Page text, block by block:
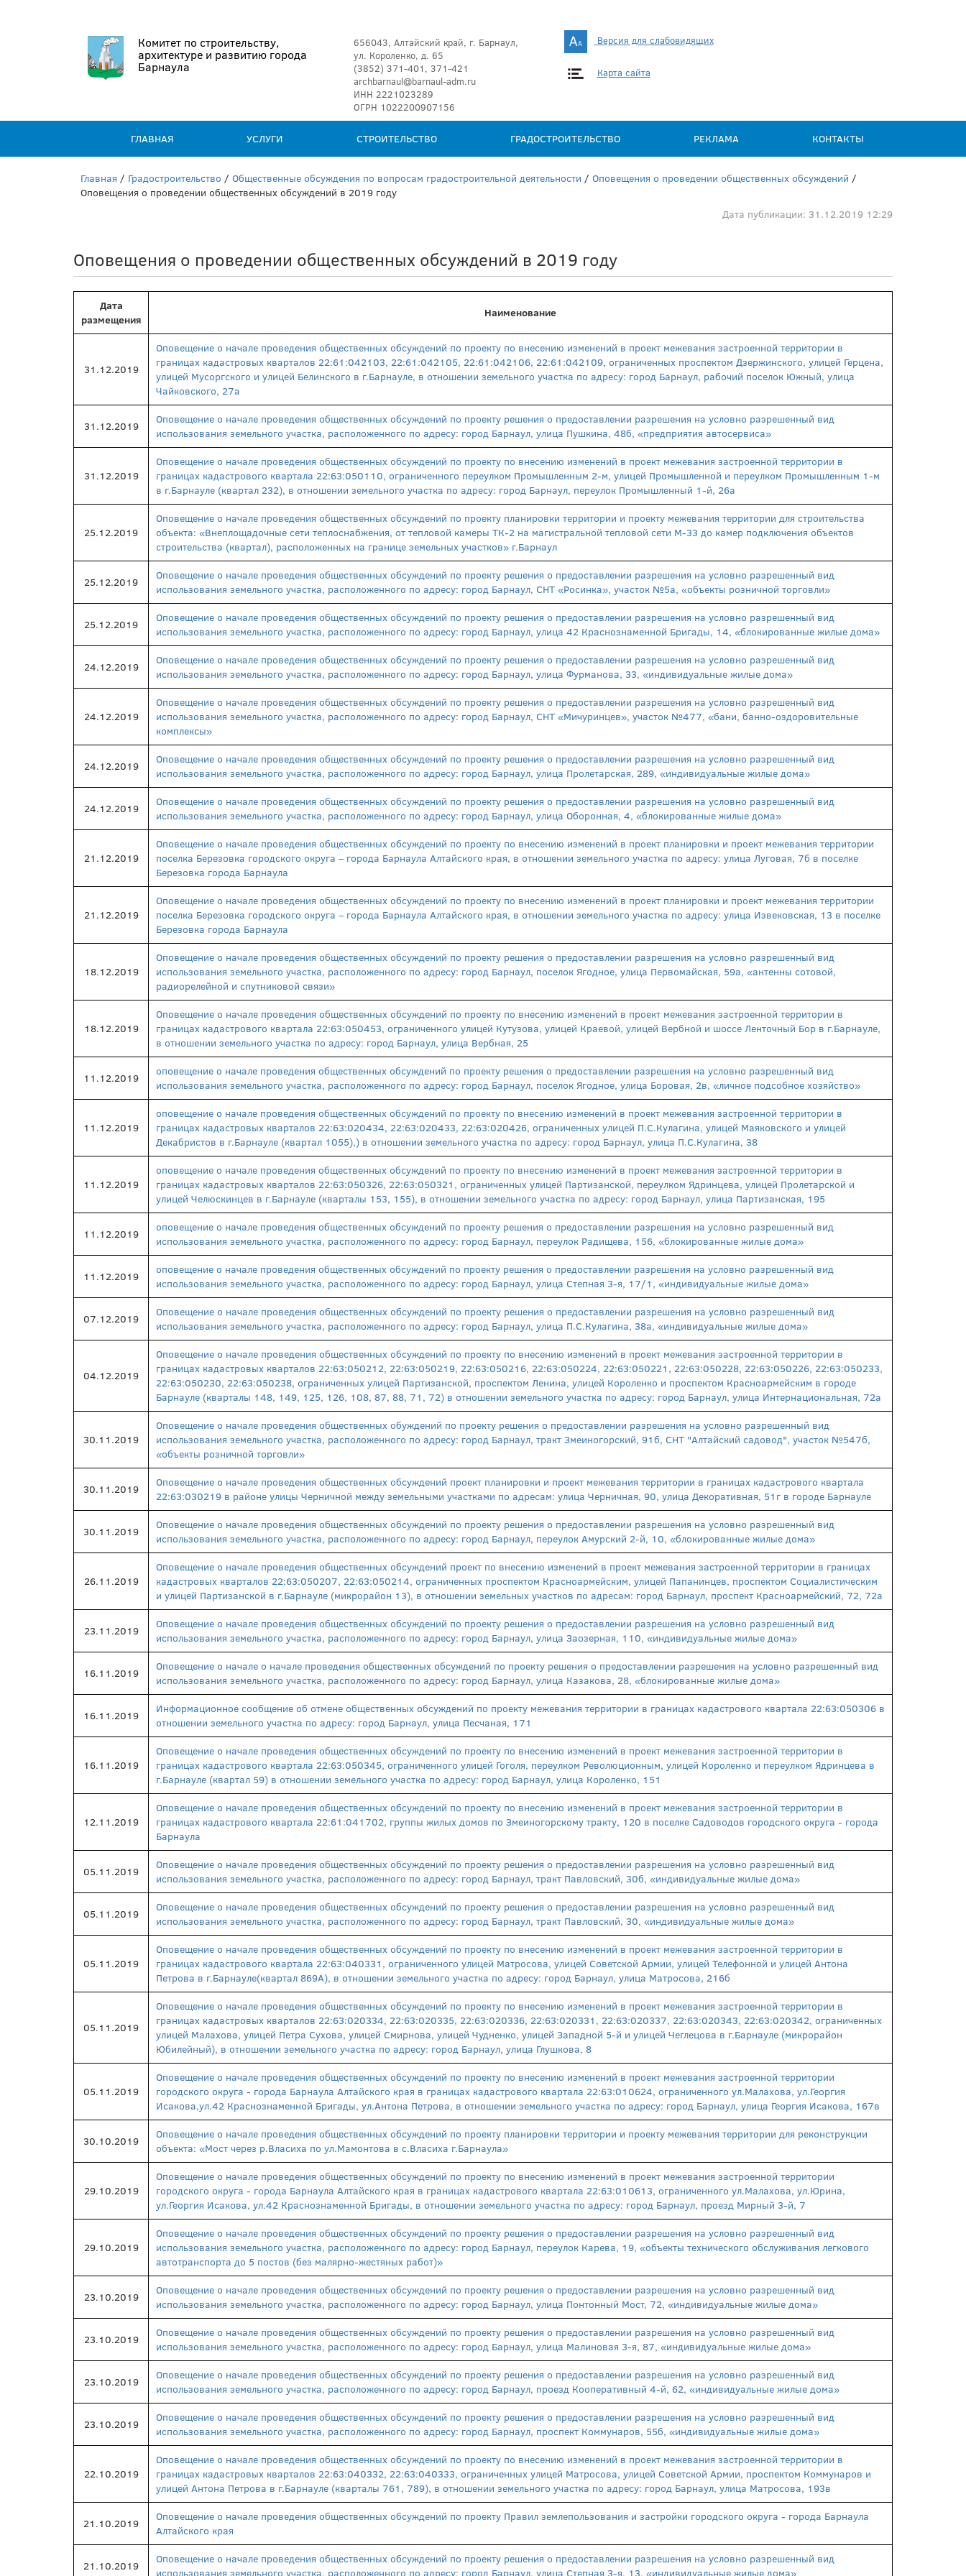
Комитет по строительству,
архитектуре и развитию города
Барнаула
656043, Алтайский край, г. Барнаул,
ул. Короленко, д. 65
(3852) 371-401, 371-421
archbarnaul@barnaul-adm.ru
ИНН 2221023289
ОГРН 1022200907156
Версия для слабовидящих
Карта сайта
ГЛАВНАЯ УСЛУГИ СТРОИТЕЛЬСТВО ГРАДОСТРОИТЕЛЬСТВО РЕКЛАМА КОНТАКТЫ
Главная / Градостроительство / Общественные обсуждения по вопросам градостроительной деятельности / Оповещения о проведении общественных обсуждений /
Оповещения о проведении общественных обсуждений в 2019 году
Дата публикации: 31.12.2019 12:29
Оповещения о проведении общественных обсуждений в 2019 году
Дата
размещения
Наименование
31.12.2019
Оповещение о начале проведения общественных обсуждений по проекту по внесению изменений в проект межевания застроенной территории в
границах кадастровых кварталов 22:61:042103, 22:61:042105, 22:61:042106, 22:61:042109, ограниченных проспектом Дзержинского, улицей Герцена,
улицей Мусоргского и улицей Белинского в г.Барнауле, в отношении земельного участка по адресу: город Барнаул, рабочий поселок Южный, улица
Чайковского, 27а
31.12.2019
Оповещение о начале проведения общественных обсуждений по проекту решения о предоставлении разрешения на условно разрешенный вид
использования земельного участка, расположенного по адресу: город Барнаул, улица Пушкина, 48б, «предприятия автосервиса»
31.12.2019
Оповещение о начале проведения общественных обсуждений по проекту по внесению изменений в проект межевания застроенной территории в
границах кадастрового квартала 22:63:050110, ограниченного переулком Промышленным 2-м, улицей Промышленной и переулком Промышленным 1-м
в г.Барнауле (квартал 232), в отношении земельного участка по адресу: город Барнаул, переулок Промышленный 1-й, 26а
25.12.2019
Оповещение о начале проведения общественных обсуждений по проекту планировки территории и проекту межевания территории для строительства
объекта: «Внеплощадочные сети теплоснабжения, от тепловой камеры ТК-2 на магистральной тепловой сети М-33 до камер подключения объектов
строительства (квартал), расположенных на границе земельных участков» г.Барнаул
25.12.2019
Оповещение о начале проведения общественных обсуждений по проекту решения о предоставлении разрешения на условно разрешенный вид
использования земельного участка, расположенного по адресу: город Барнаул, СНТ «Росинка», участок №5а, «объекты розничной торговли»
25.12.2019
Оповещение о начале проведения общественных обсуждений по проекту решения о предоставлении разрешения на условно разрешенный вид
использования земельного участка, расположенного по адресу: город Барнаул, улица 42 Краснознаменной Бригады, 14, «блокированные жилые дома»
24.12.2019
Оповещение о начале проведения общественных обсуждений по проекту решения о предоставлении разрешения на условно разрешенный вид
использования земельного участка, расположенного по адресу: город Барнаул, улица Фурманова, 33, «индивидуальные жилые дома»
24.12.2019
Оповещение о начале проведения общественных обсуждений по проекту решения о предоставлении разрешения на условно разрешенный вид
использования земельного участка, расположенного по адресу: город Барнаул, СНТ «Мичуринцев», участок №477, «бани, банно-оздоровительные
комплексы»
24.12.2019
Оповещение о начале проведения общественных обсуждений по проекту решения о предоставлении разрешения на условно разрешенный вид
использования земельного участка, расположенного по адресу: город Барнаул, улица Пролетарская, 289, «индивидуальные жилые дома»
24.12.2019
Оповещение о начале проведения общественных обсуждений по проекту решения о предоставлении разрешения на условно разрешенный вид
использования земельного участка, расположенного по адресу: город Барнаул, улица Оборонная, 4, «блокированные жилые дома»
21.12.2019
Оповещение о начале проведения общественных обсуждений по проекту по внесению изменений в проект планировки и проект межевания территории
поселка Березовка городского округа – города Барнаула Алтайского края, в отношении земельного участка по адресу: улица Луговая, 7б в поселке
Березовка города Барнаула
21.12.2019
Оповещение о начале проведения общественных обсуждений по проекту по внесению изменений в проект планировки и проект межевания территории
поселка Березовка городского округа – города Барнаула Алтайского края, в отношении земельного участка по адресу: улица Извековская, 13 в поселке
Березовка города Барнаула
18.12.2019
Оповещение о начале проведения общественных обсуждений по проекту решения о предоставлении разрешения на условно разрешенный вид
использования земельного участка, расположенного по адресу: город Барнаул, поселок Ягодное, улица Первомайская, 59а, «антенны сотовой,
радиорелейной и спутниковой связи»
18.12.2019
Оповещение о начале проведения общественных обсуждений по проекту по внесению изменений в проект межевания застроенной территории в
границах кадастрового квартала 22:63:050453, ограниченного улицей Кутузова, улицей Краевой, улицей Вербной и шоссе Ленточный Бор в г.Барнауле,
в отношении земельного участка по адресу: город Барнаул, улица Вербная, 25
11.12.2019
оповещение о начале проведения общественных обсуждений по проекту решения о предоставлении разрешения на условно разрешенный вид
использования земельного участка, расположенного по адресу: город Барнаул, поселок Ягодное, улица Боровая, 2в, «личное подсобное хозяйство»
11.12.2019
оповещение о начале проведения общественных обсуждений по проекту по внесению изменений в проект межевания застроенной территории в
границах кадастровых кварталов 22:63:020434, 22:63:020433, 22:63:020426, ограниченных улицей П.С.Кулагина, улицей Маяковского и улицей
Декабристов в г.Барнауле (квартал 1055),) в отношении земельного участка по адресу: город Барнаул, улица П.С.Кулагина, 38
11.12.2019
оповещение о начале проведения общественных обсуждений по проекту по внесению изменений в проект межевания застроенной территории в
границах кадастровых кварталов 22:63:050326, 22:63:050321, ограниченных улицей Партизанской, переулком Ядринцева, улицей Пролетарской и
улицей Челюскинцев в г.Барнауле (кварталы 153, 155), в отношении земельного участка по адресу: город Барнаул, улица Партизанская, 195
11.12.2019
оповещение о начале проведения общественных обсуждений по проекту решения о предоставлении разрешения на условно разрешенный вид
использования земельного участка, расположенного по адресу: город Барнаул, переулок Радищева, 156, «блокированные жилые дома»
11.12.2019
оповещение о начале проведения общественных обсуждений по проекту решения о предоставлении разрешения на условно разрешенный вид
использования земельного участка, расположенного по адресу: город Барнаул, улица Степная 3-я, 17/1, «индивидуальные жилые дома»
07.12.2019
Оповещение о начале проведения общественных обсуждений по проекту решения о предоставлении разрешения на условно разрешенный вид
использования земельного участка, расположенного по адресу: город Барнаул, улица П.С.Кулагина, 38а, «индивидуальные жилые дома»
04.12.2019
Оповещение о начале проведения общественных обсуждений по проекту по внесению изменений в проект межевания застроенной территории в
границах кадастровых кварталов 22:63:050212, 22:63:050219, 22:63:050216, 22:63:050224, 22:63:050221, 22:63:050228, 22:63:050226, 22:63:050233,
22:63:050230, 22:63:050238, ограниченных улицей Партизанской, проспектом Ленина, улицей Короленко и проспектом Красноармейским в городе
Барнауле (кварталы 148, 149, 125, 126, 108, 87, 88, 71, 72) в отношении земельного участка по адресу: город Барнаул, улица Интернациональная, 72а
30.11.2019
Оповещение о начале проведения общественных обуждений по проекту решения о предоставлении разрешения на условно разрешенный вид
использования земельного участка, расположенного по адресу: город Барнаул, тракт Змеиногорский, 91б, СНТ "Алтайский садовод", участок №547б,
«объекты розничной торговли»
30.11.2019
Оповещение о начале проведения общественных обсуждений проект планировки и проект межевания территории в границах кадастрового квартала
22:63:030219 в районе улицы Черничной между земельными участками по адресам: улица Черничная, 90, улица Декоративная, 51г в городе Барнауле
30.11.2019
Оповещение о начале проведения общественных обсуждений по проекту решения о предоставлении разрешения на условно разрешенный вид
использования земельного участка, расположенного по адресу: город Барнаул, переулок Амурский 2-й, 10, «блокированные жилые дома»
26.11.2019
Оповещение о начале проведения общественных обсуждений проект по внесению изменений в проект межевания застроенной территории в границах
кадастровых кварталов 22:63:050207, 22:63:050214, ограниченных проспектом Красноармейским, улицей Папанинцев, проспектом Социалистическим
и улицей Партизанской в г.Барнауле (микрорайон 13), в отношении земельных участков по адресам: город Барнаул, проспект Красноармейский, 72, 72а
23.11.2019
Оповещение о начале проведения общественных обсуждений по проекту решения о предоставлении разрешения на условно разрешенный вид
использования земельного участка, расположенного по адресу: город Барнаул, улица Заозерная, 110, «индивидуальные жилые дома»
16.11.2019
Оповещение о начале о начале проведения общественных обсуждений по проекту решения о предоставлении разрешения на условно разрешенный вид
использования земельного участка, расположенного по адресу: город Барнаул, улица Казакова, 28, «блокированные жилые дома»
16.11.2019
Информационное сообщение об отмене общественных обсуждений по проекту межевания территории в границах кадастрового квартала 22:63:050306 в
отношении земельного участка по адресу: город Барнаул, улица Песчаная, 171
16.11.2019
Оповещение о начале проведения общественных обсуждений по проекту по внесению изменений в проект межевания застроенной территории в
границах кадастрового квартала 22:63:050345, ограниченного улицей Гоголя, переулком Революционным, улицей Короленко и переулком Ядринцева в
г.Барнауле (квартал 59) в отношении земельного участка по адресу: город Барнаул, улица Короленко, 151
12.11.2019
Оповещение о начале проведения общественных обсуждений по проекту по внесению изменений в проект межевания застроенной территории в
границах кадастрового квартала 22:61:041702, группы жилых домов по Змеиногорскому тракту, 120 в поселке Садоводов городского округа - города
Барнаула
05.11.2019
Оповещение о начале проведения общественных обсуждений по проекту решения о предоставлении разрешения на условно разрешенный вид
использования земельного участка, расположенного по адресу: город Барнаул, тракт Павловский, 30б, «индивидуальные жилые дома»
05.11.2019
Оповещение о начале проведения общественных обсуждений по проекту решения о предоставлении разрешения на условно разрешенный вид
использования земельного участка, расположенного по адресу: город Барнаул, тракт Павловский, 30, «индивидуальные жилые дома»
05.11.2019
Оповещение о начале проведения общественных обсуждений по проекту по внесению изменений в проект межевания застроенной территории в
границах кадастрового квартала 22:63:040331, ограниченного улицей Матросова, улицей Советской Армии, улицей Телефонной и улицей Антона
Петрова в г.Барнауле(квартал 869А), в отношении земельного участка по адресу: город Барнаул, улица Матросова, 216б
05.11.2019
Оповещение о начале проведения общественных обсуждений по проекту по внесению изменений в проект межевания застроенной территории в
границах кадастровых кварталов 22:63:020334, 22:63:020335, 22:63:020336, 22:63:020331, 22:63:020337, 22:63:020343, 22:63:020342, ограниченных
улицей Малахова, улицей Петра Сухова, улицей Смирнова, улицей Чудненко, улицей Западной 5-й и улицей Чеглецова в г.Барнауле (микрорайон
Юбилейный), в отношении земельного участка по адресу: город Барнаул, улица Глушкова, 8
05.11.2019
Оповещение о начале проведения общественных обсуждений по проекту по внесению изменений в проект межевания застроенной территории
городского округа - города Барнаула Алтайского края в границах кадастрового квартала 22:63:010624, ограниченного ул.Малахова, ул.Георгия
Исакова,ул.42 Краснознаменной Бригады, ул.Антона Петрова, в отношении земельного участка по адресу: город Барнаул, улица Георгия Исакова, 167в
30.10.2019
Оповещение о начале проведения общественных обсуждений по проекту планировки территории и проекту межевания территории для реконструкции
объекта: «Мост через р.Власиха по ул.Мамонтова в с.Власиха г.Барнаула»
29.10.2019
Оповещение о начале проведения общественных обсуждений по проекту по внесению изменений в проект межевания застроенной территории
городского округа - города Барнаула Алтайского края в границах кадастрового квартала 22:63:010613, ограниченного ул.Малахова, ул.Юрина,
ул.Георгия Исакова, ул.42 Краснознаменной Бригады, в отношении земельного участка по адресу: город Барнаул, проезд Мирный 3-й, 7
29.10.2019
Оповещение о начале проведения общественных обсуждений по проекту решения о предоставлении разрешения на условно разрешенный вид
использования земельного участка, расположенного по адресу: город Барнаул, переулок Карева, 19, «объекты технического обслуживания легкового
автотранспорта до 5 постов (без малярно-жестяных работ)»
23.10.2019
Оповещение о начале проведения общественных обсуждений по проекту решения о предоставлении разрешения на условно разрешенный вид
использования земельного участка, расположенного по адресу: город Барнаул, улица Понтонный Мост, 72, «индивидуальные жилые дома»
23.10.2019
Оповещение о начале проведения общественных обсуждений по проекту решения о предоставлении разрешения на условно разрешенный вид
использования земельного участка, расположенного по адресу: город Барнаул, улица Малиновая 3-я, 87, «индивидуальные жилые дома»
23.10.2019
Оповещение о начале проведения общественных обсуждений по проекту решения о предоставлении разрешения на условно разрешенный вид
использования земельного участка, расположенного по адресу: город Барнаул, проезд Кооперативный 4-й, 62, «индивидуальные жилые дома»
23.10.2019
Оповещение о начале проведения общественных обсуждений по проекту решения о предоставлении разрешения на условно разрешенный вид
использования земельного участка, расположенного по адресу: город Барнаул, проспект Коммунаров, 55б, «индивидуальные жилые дома»
22.10.2019
Оповещение о начале проведения общественных обсуждений по проекту по внесению изменений в проект межевания застроенной территории в
границах кадастровых кварталов 22:63:040332, 22:63:040333, ограниченных улицей Матросова, улицей Советской Армии, проспектом Коммунаров и
улицей Антона Петрова в г.Барнауле (кварталы 761, 789), в отношении земельного участка по адресу: город Барнаул, улица Матросова, 193в
21.10.2019
Оповещение о начале проведения общественных обсуждений по проекту Правил землепользования и застройки городского округа - города Барнаула
Алтайского края
21.10.2019
Оповещение о начале проведения общественных обсуждений по проекту решения о предоставлении разрешения на условно разрешенный вид
использования земельного участка, расположенного по адресу: город Барнаул, улица Степная 3-я, 13, «индивидуальные жилые дома»